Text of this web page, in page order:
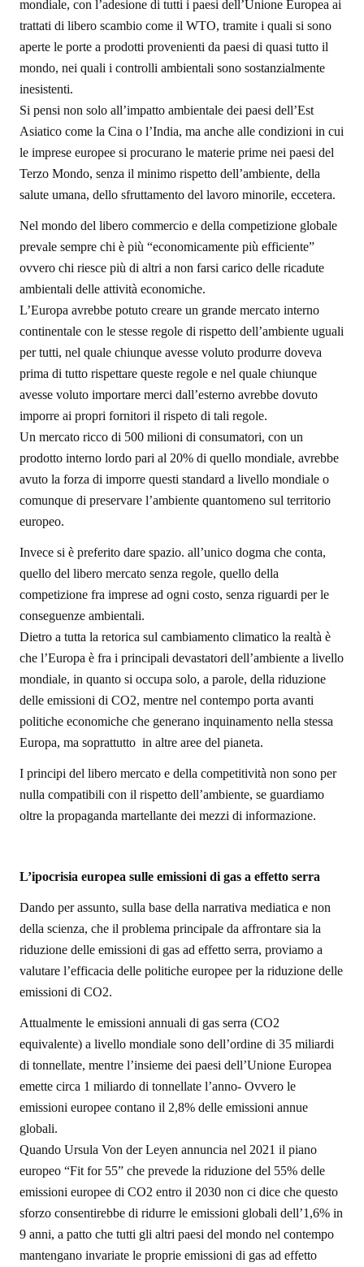
mondiale, con l’adesione di tutti i paesi dell’Unione Europea ai
trattati di libero scambio come il WTO, tramite i quali si sono
aperte le porte a prodotti provenienti da paesi di quasi tutto il
mondo, nei quali i controlli ambientali sono sostanzialmente
inesistenti.
Si pensi non solo all’impatto ambientale dei paesi dell’Est
Asiatico come la Cina o l’India, ma anche alle condizioni in cui
le imprese europee si procurano le materie prime nei paesi del
Terzo Mondo, senza il minimo rispetto dell’ambiente, della
salute umana, dello sfruttamento del lavoro minorile, eccetera.
Nel mondo del libero commercio e della competizione globale
prevale sempre chi è più “economicamente più efficiente”
ovvero chi riesce più di altri a non farsi carico delle ricadute
ambientali delle attività economiche.
L’Europa avrebbe potuto creare un grande mercato interno
continentale con le stesse regole di rispetto dell’ambiente uguali
per tutti, nel quale chiunque avesse voluto produrre doveva
prima di tutto rispettare queste regole e nel quale chiunque
avesse voluto importare merci dall’esterno avrebbe dovuto
imporre ai propri fornitori il rispeto di tali regole.
Un mercato ricco di 500 milioni di consumatori, con un
prodotto interno lordo pari al 20% di quello mondiale, avrebbe
avuto la forza di imporre questi standard a livello mondiale o
comunque di preservare l’ambiente quantomeno sul territorio
europeo.
Invece si è preferito dare spazio. all’unico dogma che conta,
quello del libero mercato senza regole, quello della
competizione fra imprese ad ogni costo, senza riguardi per le
conseguenze ambientali.
Dietro a tutta la retorica sul cambiamento climatico la realtà è
che l’Europa è fra i principali devastatori dell’ambiente a livello
mondiale, in quanto si occupa solo, a parole, della riduzione
delle emissioni di CO2, mentre nel contempo porta avanti
politiche economiche che generano inquinamento nella stessa
Europa, ma soprattutto in altre aree del pianeta.
I principi del libero mercato e della competitività non sono per
nulla compatibili con il rispetto dell’ambiente, se guardiamo
oltre la propaganda martellante dei mezzi di informazione.
L’ipocrisia europea sulle emissioni di gas a effetto serra
Dando per assunto, sulla base della narrativa mediatica e non
della scienza, che il problema principale da affrontare sia la
riduzione delle emissioni di gas ad effetto serra, proviamo a
valutare l’efficacia delle politiche europee per la riduzione delle
emissioni di CO2.
Attualmente le emissioni annuali di gas serra (CO2
equivalente) a livello mondiale sono dell’ordine di 35 miliardi
di tonnellate, mentre l’insieme dei paesi dell’Unione Europea
emette circa 1 miliardo di tonnellate l’anno- Ovvero le
emissioni europee contano il 2,8% delle emissioni annue
globali.
Quando Ursula Von der Leyen annuncia nel 2021 il piano
europeo “Fit for 55” che prevede la riduzione del 55% delle
emissioni europee di CO2 entro il 2030 non ci dice che questo
sforzo consentirebbe di ridurre le emissioni globali dell’1,6% in
9 anni, a patto che tutti gli altri paesi del mondo nel contempo
mantengano invariate le proprie emissioni di gas ad effetto